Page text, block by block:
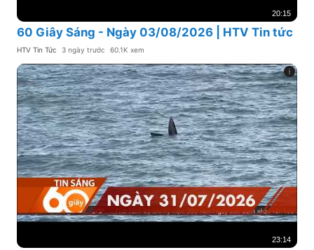
20:15
60 Giây Sáng - Ngày 03/08/2026 | HTV Tin tức
HTV Tin Tức 3 ngày trước 60.1K xem
23:14